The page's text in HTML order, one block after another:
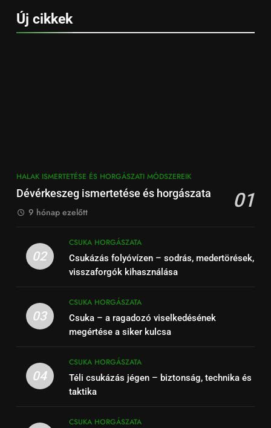
Új cikkek
HALAK ISMERTETÉSE ÉS HORGÁSZATI MÓDSZEREIK
Dévérkeszeg ismertetése és horgászata 01
9 hónap ezelőtt
02
CSUKA HORGÁSZATA
Csukázás folyóvízen – sodrás, medertörések,
visszaforgók kihasználása
03
CSUKA HORGÁSZATA
Csuka – a ragadozó viselkedésének
megértése a siker kulcsa
04
CSUKA HORGÁSZATA
Téli csukázás jégen – biztonság, technika és
taktika
CSUKA HORGÁSZATA